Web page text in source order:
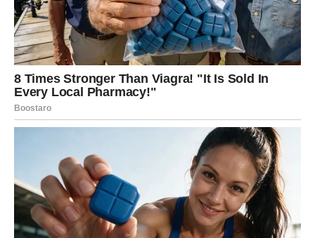
prošlosti
Rakovi ulaze u emotivno snažan period. Prošlost se javlja
– ne da bi vas povredila, već da bi bilakonačno
zatvorena. Ciganska sudbina kaže: vreme je da
prestanete da nosite ono što nije vaše.
U ljubavi, zauzeti Rakovi mogu osetiti dublju povezanost
sa partnerom, ali samo ako puste stare strahove.
Slobodni Rakovi mogu doživeti susret koji deluje
poznato, kao da se duše prepoznaju. Ovo su dani
isceljenja.